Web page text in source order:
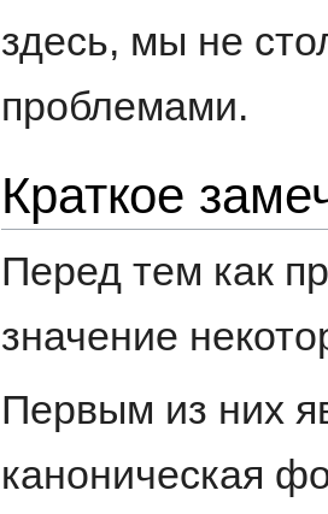
здесь, мы не
проблемами.
Краткое
Перед тем как
значение
Первым из них
каноническая